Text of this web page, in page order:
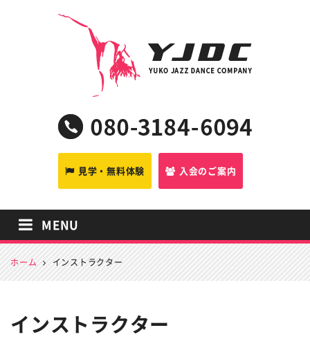
見学・無料体験 入会のご案内
MENU
ホーム インストラクター
インストラクター